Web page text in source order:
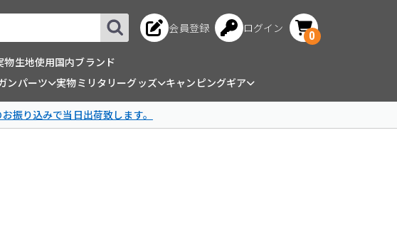
会員登録 ログイン
0
物生地使用国内ブランド
ンパーツ 実物ミリタリーグッズ キャンピングギア
振り込みで当日出荷致します。